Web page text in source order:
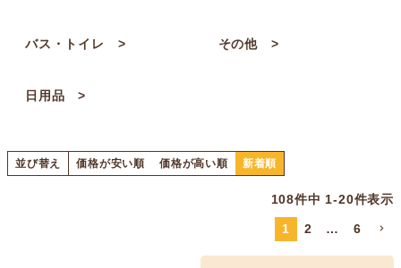
バス・トイレ その他
日用品
並び替え 価格が安い順 価格が高い順 新着順
108件中 1-20件表示
1 2 … 6